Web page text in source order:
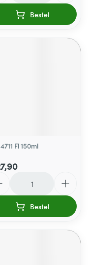
Bestel
Fl 150ml
Bestel